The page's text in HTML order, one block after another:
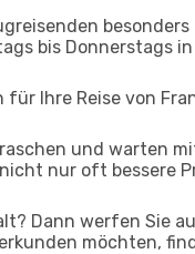
bis Donnerstags
Ihre Reise von
und warten
nur oft bessere
Dann werfen Sie
möchten,